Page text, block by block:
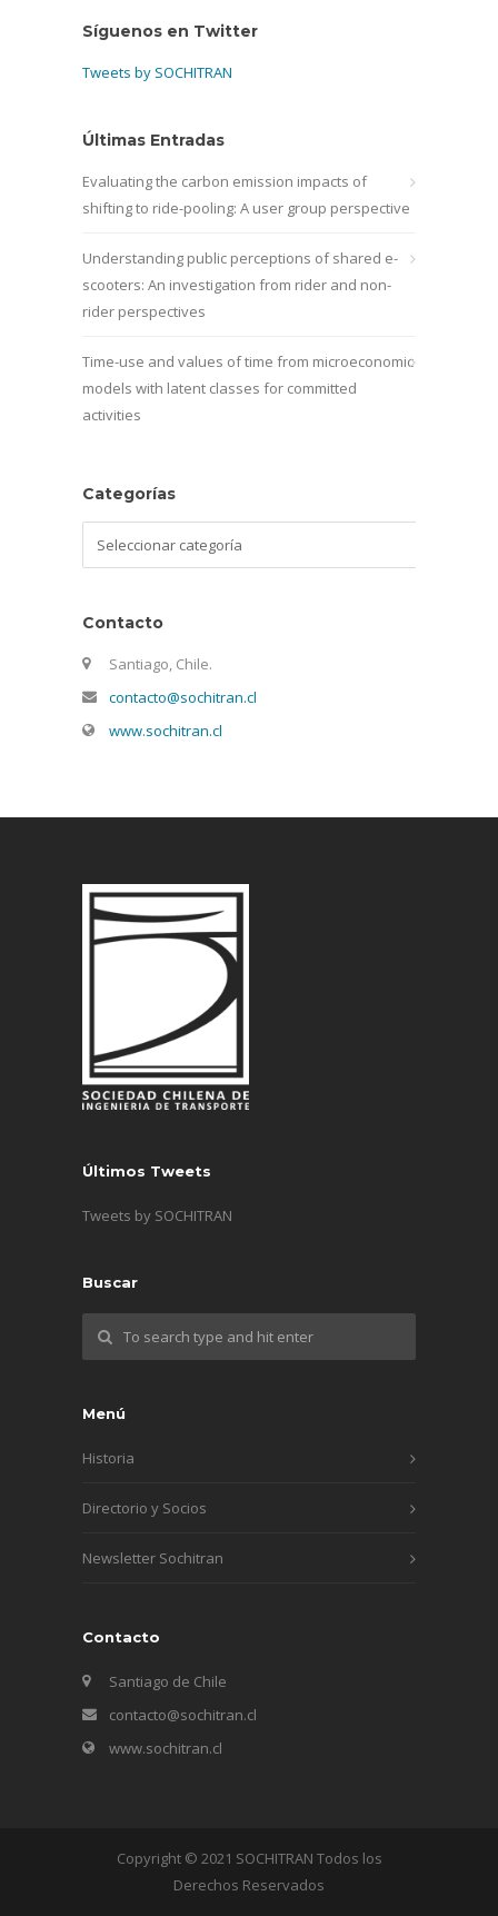
Síguenos en Twitter
Tweets by SOCHITRAN
Últimas Entradas
Evaluating the carbon emission impacts of
shifting to ride-pooling: A user group perspective
Understanding public perceptions of shared e-
scooters: An investigation from rider and non-
rider perspectives
Time-use and values of time from microeconomic
models with latent classes for committed
activities
Categorías
Contacto
Santiago, Chile.
contacto@sochitran.cl
www.sochitran.cl
Últimos Tweets
Tweets by SOCHITRAN
Buscar
Menú
Historia
Directorio y Socios
Newsletter Sochitran
Contacto
Santiago de Chile
contacto@sochitran.cl
www.sochitran.cl
Copyright © 2021 SOCHITRAN Todos los
Derechos Reservados